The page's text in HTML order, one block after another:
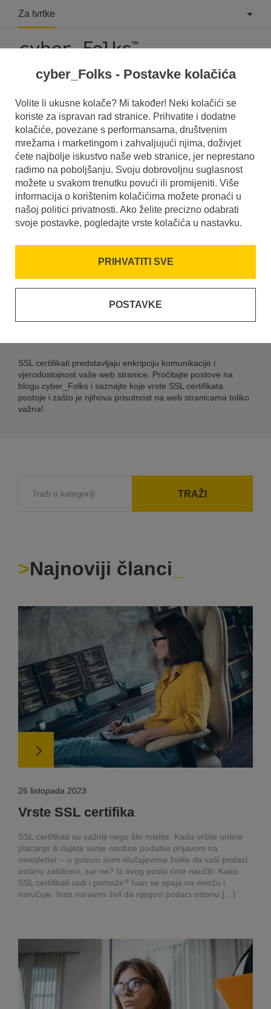
Za tvrtke
SSL Certifikati,
SSL certifikati predstavljaju enkripciju komunikacije i
vjerodostojnost vaše web stranice. Pročitajte postove na
blogu cyber_Folks i saznajte koje vrste SSL certifikata
postoje i zašto je njihova prisutnost na web stranicama toliko
važna!
TRAŽI
Najnoviji članci
26 listopada 2023
Vrste SSL certifika
SSL certifikati su važniji nego što mislite. Kada vršite online
plaćanje ili dajete svoje osobne podatke prijavom na
newsletter – u gotovo svim slučajevima želite da vaši podaci
ostanu zaštićeni, zar ne? Iz ovog posta ćete naučiti: Kako
SSL certifikati radi i pomaže? Ivan se spaja na mrežu i
naručuje. Ivan naravno želi da njegovi podaci ostanu […]
cyber_Folks - Postavke kolačića
Volite li ukusne kolače? Mi također! Neki kolačići se
koriste za ispravan rad stranice. Prihvatite i dodatne
kolačiće, povezane s performansama, društvenim
mrežama i marketingom i zahvaljujući njima, doživjet
ćete najbolje iskustvo naše web stranice, jer neprestano
radimo na poboljšanju. Svoju dobrovoljnu suglasnost
možete u svakom trenutku povući ili promijeniti. Više
informacija o korištenim kolačićima možete pronaći u
našoj politici privatnosti. Ako želite precizno odabrati
svoje postavke, pogledajte vrste kolačića u nastavku.
PRIHVATITI SVE
POSTAVKE